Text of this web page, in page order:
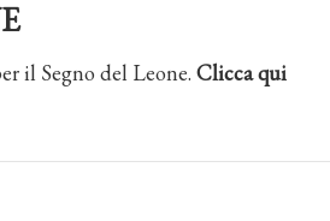
il Segno del Leone. Clicca qui